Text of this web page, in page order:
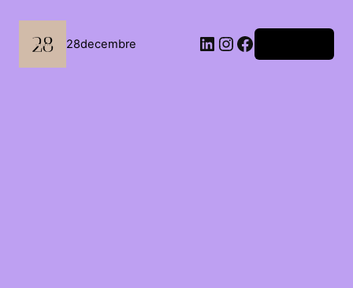
contenu
28decembre LinkedIn
Instagram
Facebook